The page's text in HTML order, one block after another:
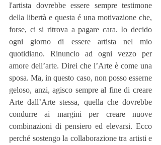
l'artista dovrebbe essere sempre testimone
della libertà e questa é una motivazione che,
forse, ci si ritrova a pagare cara. Io decido
ogni giorno di essere artista nel mio
quotidiano. Rinuncio ad ogni vezzo per
amore dell’arte. Direi che l’Arte è come una
sposa. Ma, in questo caso, non posso esserne
geloso, anzi, agisco sempre al fine di creare
Arte dall’Arte stessa, quella che dovrebbe
condurre ai margini per creare nuove
combinazioni di pensiero ed elevarsi. Ecco
perché sostengo la collaborazione tra artisti e